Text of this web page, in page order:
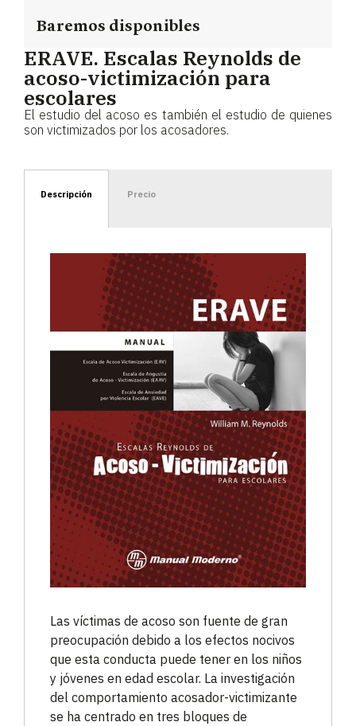
Baremos disponibles
ERAVE. Escalas Reynolds de
acoso-victimización para
escolares
El estudio del acoso es también el estudio de quienes
son victimizados por los acosadores.
Descripción Precio
Las víctimas de acoso son fuente de gran
preocupación debido a los efectos nocivos
que esta conducta puede tener en los niños
y jóvenes en edad escolar. La investigación
del comportamiento acosador-victimizante
se ha centrado en tres bloques de